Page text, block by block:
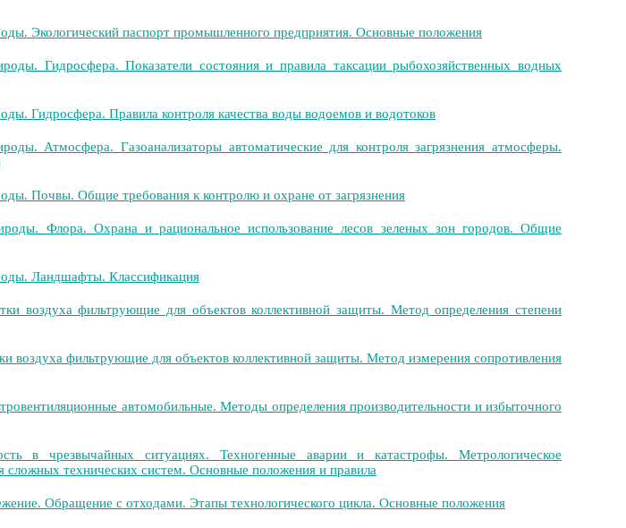
Экологический паспорт промышленного предприятия. Основные положения
Гидросфера. Показатели состояния и правила таксации рыбохозяйственных водных
Гидросфера. Правила контроля качества воды водоемов и водотоков
Атмосфера. Газоанализаторы автоматические для контроля загрязнения атмосферы.
Почвы. Общие требования к контролю и охране от загрязнения
Флора. Охрана и рациональное использование лесов зеленых зон городов. Общие
Ландшафты. Классификация
воздуха фильтрующие для объектов коллективной защиты. Метод определения степени
воздуха фильтрующие для объектов коллективной защиты. Метод измерения сопротивления
автомобильные. Методы определения производительности и избыточного
в чрезвычайных ситуациях. Техногенные аварии и катастрофы. Метрологическое
сложных технических систем. Основные положения и правила
Обращение с отходами. Этапы технологического цикла. Основные положения